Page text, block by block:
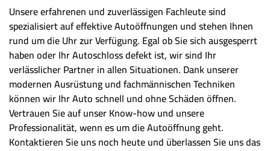
Unsere erfahrenen und zuverlässigen Fachleute sind
spezialisiert auf effektive Autoöffnungen und stehen Ihnen
rund um die Uhr zur Verfügung. Egal ob Sie sich ausgesperrt
haben oder Ihr Autoschloss defekt ist, wir sind Ihr
verlässlicher Partner in allen Situationen. Dank unserer
modernen Ausrüstung und fachmännischen Techniken
können wir Ihr Auto schnell und ohne Schäden öffnen.
Vertrauen Sie auf unser Know-how und unsere
Professionalität, wenn es um die Autoöffnung geht.
Kontaktieren Sie uns noch heute und überlassen Sie uns das